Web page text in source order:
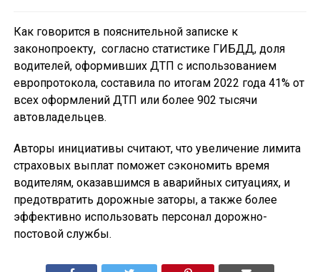
Как говорится в пояснительной записке к
законопроекту, согласно статистике ГИБДД, доля
водителей, оформивших ДТП с использованием
европротокола, составила по итогам 2022 года 41% от
всех оформлений ДТП или более 902 тысячи
автовладельцев.
Авторы инициативы считают, что увеличение лимита
страховых выплат поможет сэкономить время
водителям, оказавшимся в аварийных ситуациях, и
предотвратить дорожные заторы, а также более
эффективно использовать персонал дорожно-
постовой службы.